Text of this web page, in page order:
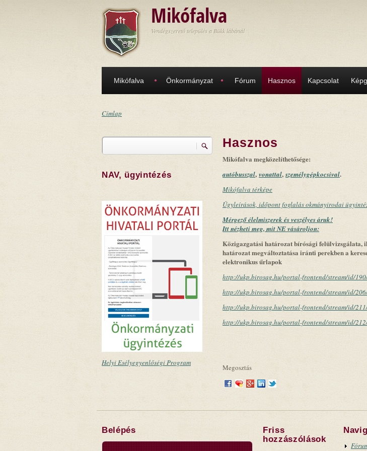
Mikófalva
Vendégszerető település a Bükk lábánál
Mikófalva Önkormányzat Fórum Hasznos Kapcsolat
Címlap
Keresés
NAV, ügyintézés
Helyi Esélyegyenlőségi Program
Hasznos
Mikófalva megközelíthetősége:
autóbusszal, vonattal, személygépkocsival.
Mikófalva térképe
Ügyleírások, időpont foglalás okmányirodai
Mérgező élelmiszerek és veszélyes áruk!
Itt nézheti meg, mit NE vásároljon:
Közigazgatási határozat bírósági felülvizsgálata,
határozat megváltoztatása iránti perekben a
elektronikus űrlapok
http://ukp.birosag.hu/portal-frontend/stream/id/
http://ukp.birosag.hu/portal-frontend/stream/id/
http://ukp.birosag.hu/portal-frontend/stream/id/
http://ukp.birosag.hu/portal-frontend/stream/id/
Megosztás
Belépés
Friss
hozzászólások